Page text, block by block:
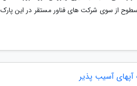
از سوی شرکت های فناور مستقر در این پارک
آسیب پذیر